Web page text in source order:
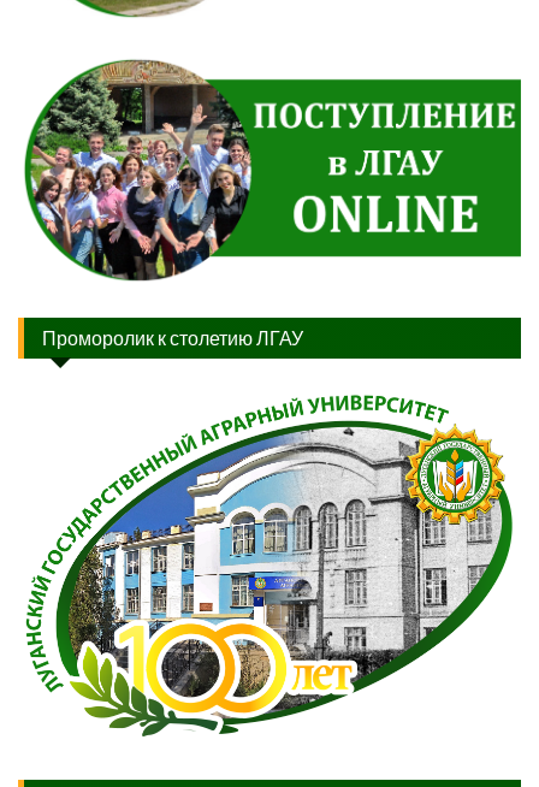
Проморолик к столетию ЛГАУ